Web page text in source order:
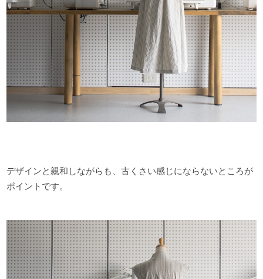
デザインと親和しながらも、古くさい感じにならないところが
ポイントです。